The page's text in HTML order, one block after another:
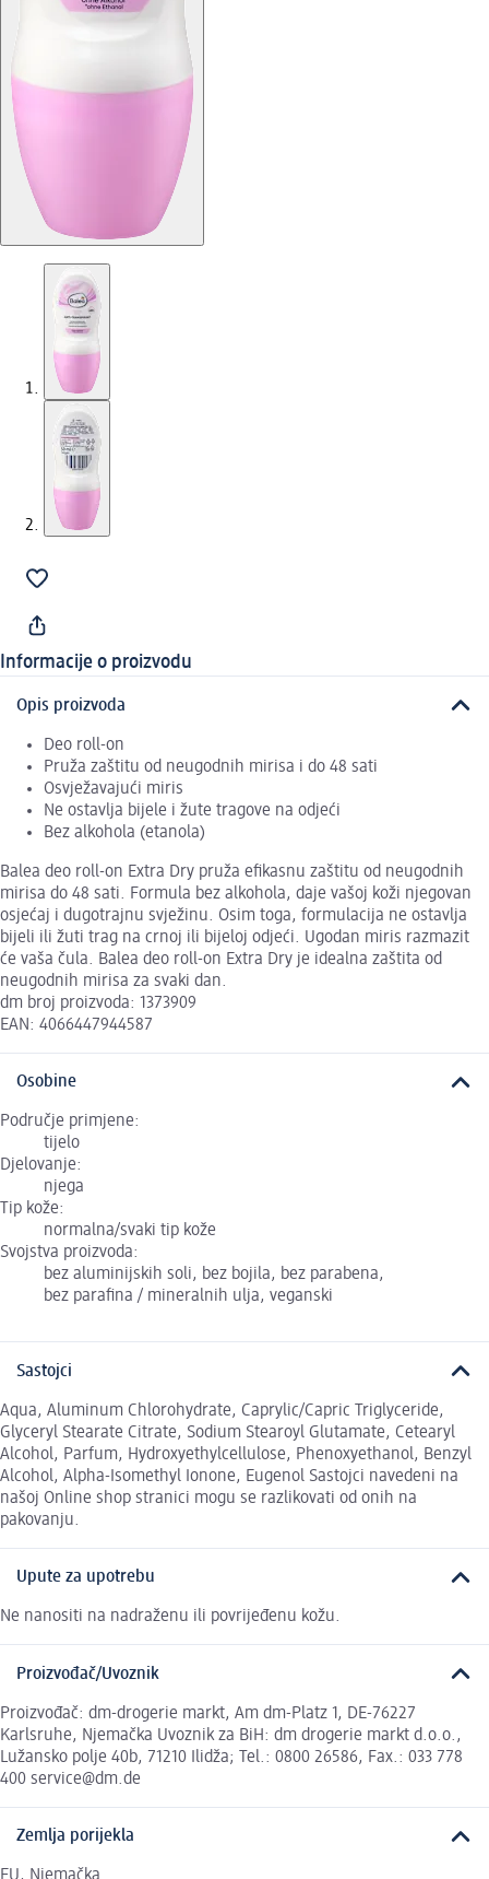
Informacije o proizvodu
Opis proizvoda
Deo roll-on
Pruža zaštitu od neugodnih mirisa i do 48 sati
Osvježavajući miris
Ne ostavlja bijele i žute tragove na odjeći
Bez alkohola (etanola)
Balea deo roll-on Extra Dry pruža efikasnu zaštitu od neugodnih
mirisa do 48 sati. Formula bez alkohola, daje vašoj koži njegovan
osjećaj i dugotrajnu svježinu. Osim toga, formulacija ne ostavlja
bijeli ili žuti trag na crnoj ili bijeloj odjeći. Ugodan miris razmazit
će vaša čula. Balea deo roll-on Extra Dry je idealna zaštita od
neugodnih mirisa za svaki dan.
dm broj proizvoda: 1373909
EAN: 4066447944587
Osobine
Područje primjene:
tijelo
Djelovanje:
njega
Tip kože:
normalna/svaki tip kože
Svojstva proizvoda:
bez aluminijskih soli, bez bojila, bez parabena,
bez parafina / mineralnih ulja, veganski
Sastojci
Aqua, Aluminum Chlorohydrate, Caprylic/Capric Triglyceride,
Glyceryl Stearate Citrate, Sodium Stearoyl Glutamate, Cetearyl
Alcohol, Parfum, Hydroxyethylcellulose, Phenoxyethanol, Benzyl
Alcohol, Alpha-Isomethyl Ionone, Eugenol Sastojci navedeni na
našoj Online shop stranici mogu se razlikovati od onih na
pakovanju.
Upute za upotrebu
Ne nanositi na nadraženu ili povrijeđenu kožu.
Proizvođač/Uvoznik
Proizvođač: dm-drogerie markt, Am dm-Platz 1, DE-76227
Karlsruhe, Njemačka Uvoznik za BiH: dm drogerie markt d.o.o.,
Lužansko polje 40b, 71210 Ilidža; Tel.: 0800 26586, Fax.: 033 778
400 service@dm.de
Zemlja porijekla